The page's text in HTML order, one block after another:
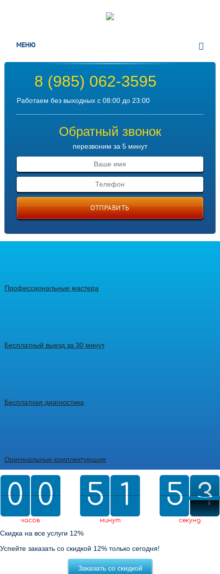
МЕНЮ
8 (985) 062-3595
Работаем без выходных с 08:00 до 23:00
Обратный звонок
перезвоним за 5 минут
ОТПРАВИТЬ
Профессиональные мастера
Бесплатный выезд за 30 минут
Бесплатная диагностика
Оригинальные комплектующие
0
0 0
0
часов
5
5 2
1
1
2
минут
0
5
5
0 3
2
2
3
секунд
Скидка на все услуги 12%
Успейте заказать со скидкой 12% только сегодня!
Заказать со скидкой